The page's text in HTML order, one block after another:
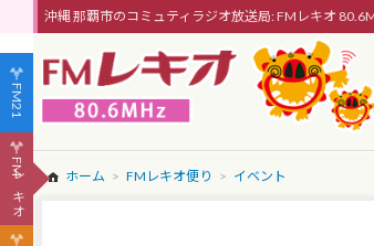
沖縄 那覇市のコミュティラジオ放送局: FMレキオ
ホーム FMレキオ便り イベント
FM21
FMレキオ